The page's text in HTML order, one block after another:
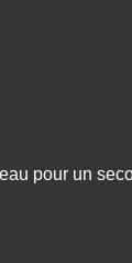
pour un